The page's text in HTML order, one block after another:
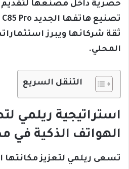
حصرية داخل مصنعها
ثقة شركائها ويبرز
المحلي.
التنقل السريع
استراتيجية ريلمي
الهواتف الذكية في
تسعى ريلمي لتعزيز مكانتها